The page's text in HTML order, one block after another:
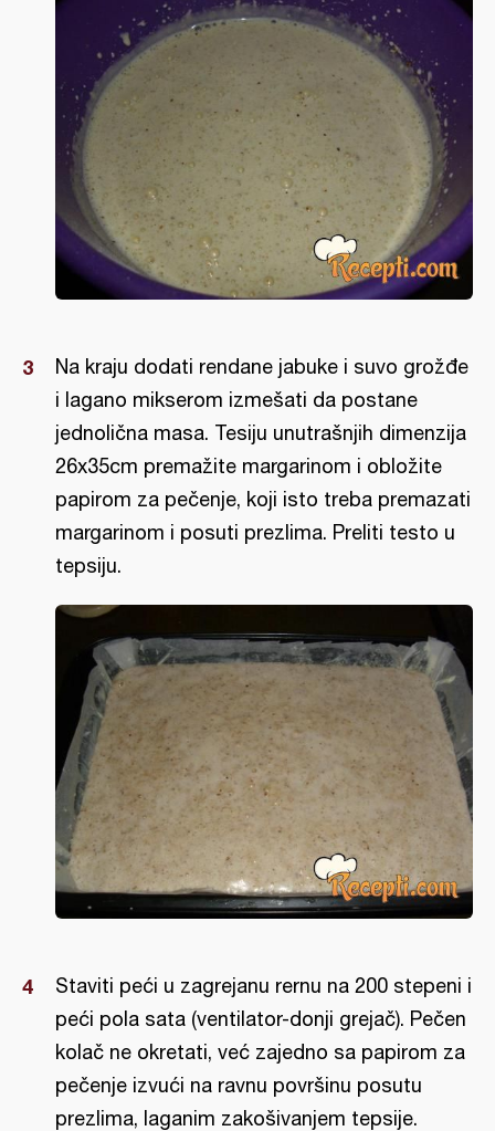
Na kraju dodati rendane jabuke i suvo grožđe
i lagano mikserom izmešati da postane
jednolična masa. Tesiju unutrašnjih dimenzija
26x35cm premažite margarinom i obložite
papirom za pečenje, koji isto treba premazati
margarinom i posuti prezlima. Preliti testo u
tepsiju.
Staviti peći u zagrejanu rernu na 200 stepeni i
peći pola sata (ventilator-donji grejač). Pečen
kolač ne okretati, već zajedno sa papirom za
pečenje izvući na ravnu površinu posutu
prezlima, laganim zakošivanjem tepsije.